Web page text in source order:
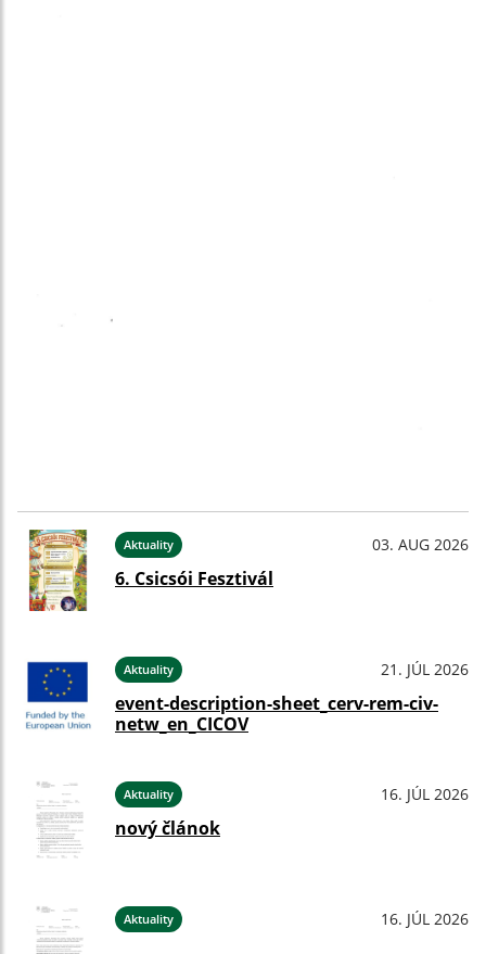
Aktuality 03. AUG 2026
6. Csicsói Fesztivál
Aktuality 21. JÚL 2026
event-description-sheet_cerv-rem-civ-
netw_en_CICOV
Aktuality 16. JÚL 2026
nový článok
Aktuality 16. JÚL 2026